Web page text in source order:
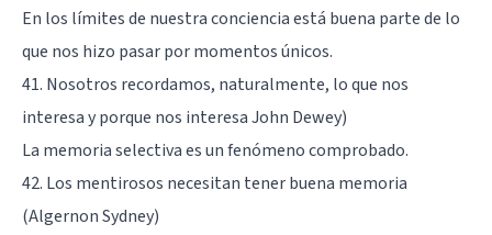
En los límites de nuestra conciencia está buena parte de lo
que nos hizo pasar por momentos únicos.
41. Nosotros recordamos, naturalmente, lo que nos
interesa y porque nos interesa John Dewey)
La memoria selectivaes un fenómeno comprobado.
42. Los mentirosos necesitan tener buena memoria
(Algernon Sydney)